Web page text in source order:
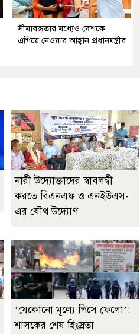
সীমাবদ্ধতার মধ্যেও দেশকে
এগিয়ে নেওয়ার আহ্বান প্রধানমন্ত্রীর
নারী উদ্যোক্তাদের স্বাবলম্বী
করতে বিএনএফ ও এনইউএস-
এর যৌথ উদ্যোগ
‘যেকোনো মূল্যে পিসে ফেলো’:
শাসকের শেষ হিংস্রতা